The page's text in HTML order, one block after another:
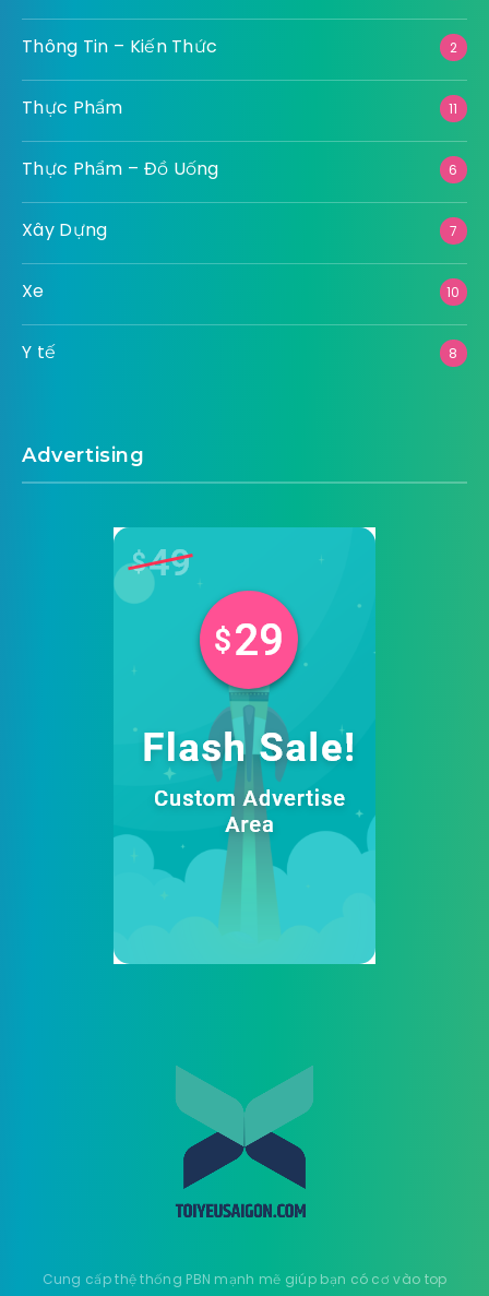
Thông Tin – Kiến Thức 2
Thực Phẩm 11
Thực Phẩm – Đồ Uống 6
Xây Dựng 7
Xe 10
Y tế 8
Advertising
Cung cấp thệ thống PBN mạnh mẽ giúp bạn có cơ vào top